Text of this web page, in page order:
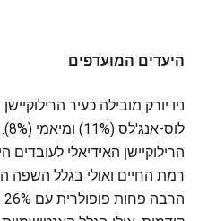
היעדים המועדפים
רמת החיים ואולי בגלל השפה